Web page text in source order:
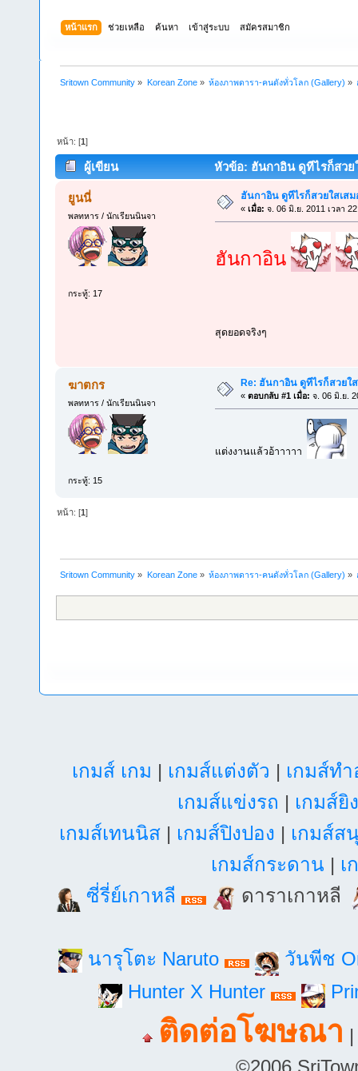
หน้าแรก ช่วยเหลือ ค้นหา เข้าสู่ระบบ สมัครสมาชิก
Sritown Community » Korean Zone» ห้องภาพดารา-คนดังทั่วโลก (Gallery) »
หน้า: [1]
ผู้เขียน หัวข้อ: ฮันกาอิน ดูทีไรก็สวย
ยูนนี่
พลทหาร / นักเรียนนินจา
กระทู้: 17
ฮันกาอิน ดูทีไรก็สวยใสเสม
« เมื่อ: จ. 06 มิ.ย. 2011 เวลา
ฮันกาอิน
สุดยอดจริงๆ
ฆาตกร
พลทหาร / นักเรียนนินจา
กระทู้: 15
Re: ฮันกาอิน ดูทีไรก็สวยใ
« ตอบกลับ #1 เมื่อ: จ. 06 มิ.ย.
แต่งงานแล้วอ้าาาาา
หน้า: [1]
Sritown Community » Korean Zone» ห้องภาพดารา-คนดังทั่วโลก (Gallery) »
เกมส์ เกม | เกมส์แต่งตัว | เกมส์ท
เกมส์แข่งรถ | เกมส์ยิ
เกมส์เทนนิส| เกมส์ปิงปอง | เกมส์ส
เกมส์กระดาน | เ
ซี่รี่ย์เกาหลี
ดาราเกาหลี
นารุโตะ Naruto
วันพีช
Hunter X Hunter
ติดต่อโฆษณา
©2006